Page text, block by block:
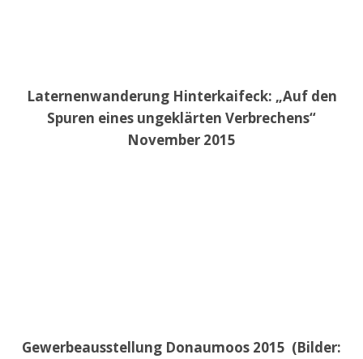
Laternenwanderung Hinterkaifeck: „Auf den
Spuren eines ungeklärten Verbrechens“
November 2015
Gewerbeausstellung Donaumoos 2015 (Bilder: